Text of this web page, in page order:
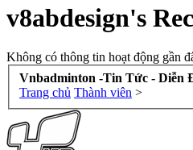
v8abdesign's
Không có thông tin hoạt động gần
Vnbadminton -Tin Tức - Diễn
Trang chủ Thành viên >